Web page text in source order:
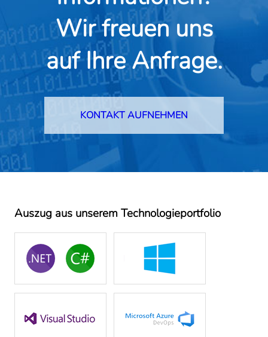
Wir freuen uns
auf Ihre Anfrage.
KONTAKT AUFNEHMEN
Auszug aus unserem Technologieportfolio